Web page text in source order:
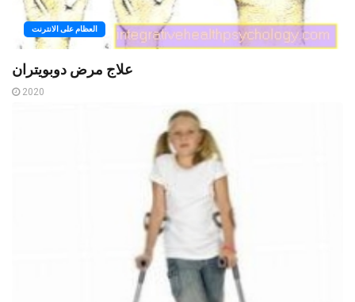
العظام على الانترنت
علاج مرض دوبويتران
2020